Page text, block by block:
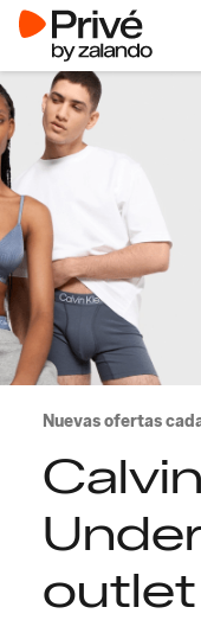
Nuevas ofertas
outlet